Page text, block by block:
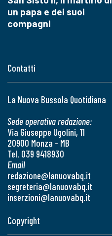
Contatti
La Nuova Bussola Quotidiana
Sede operativa redazione:
Via Giuseppe Ugolini, 11
20900 Monza - MB
Tel. 039 9418930
Email
redazione@lanuovabq.it
segreteria@lanuovabq.it
inserzioni@lanuovabq.it
un papa e dei suoi
compagni
Copyright